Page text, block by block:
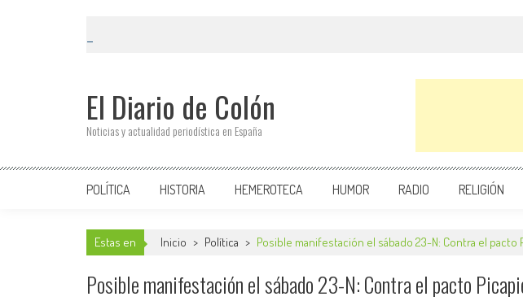
El Diario de Colón
Noticias y actualidad periodística en España
POLÍTICA HISTORIA HEMEROTECA HUMOR RADIO RELIGIÓN
Estas en Inicio > Política > Posible manifestación el sábado 23-N: Contra el pacto
Posible manifestación el sábado 23-N: Contra el pacto